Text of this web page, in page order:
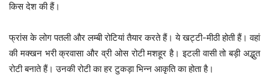
किस देश की हैं।
फ्रांस के लोग पतली और लम्बी रोटियां तैयार करते हैं। ये खट्टी-मीठी होती हैं। वहां
की मक्खन भरी क्रवासा और व्री ओस रोटी मशहूर है। इटली वासी तो बड़ी अद्भुत
रोटी बनाते हैं। उनकी रोटी का हर टुकड़ा भिन्न आकृति का होता है।